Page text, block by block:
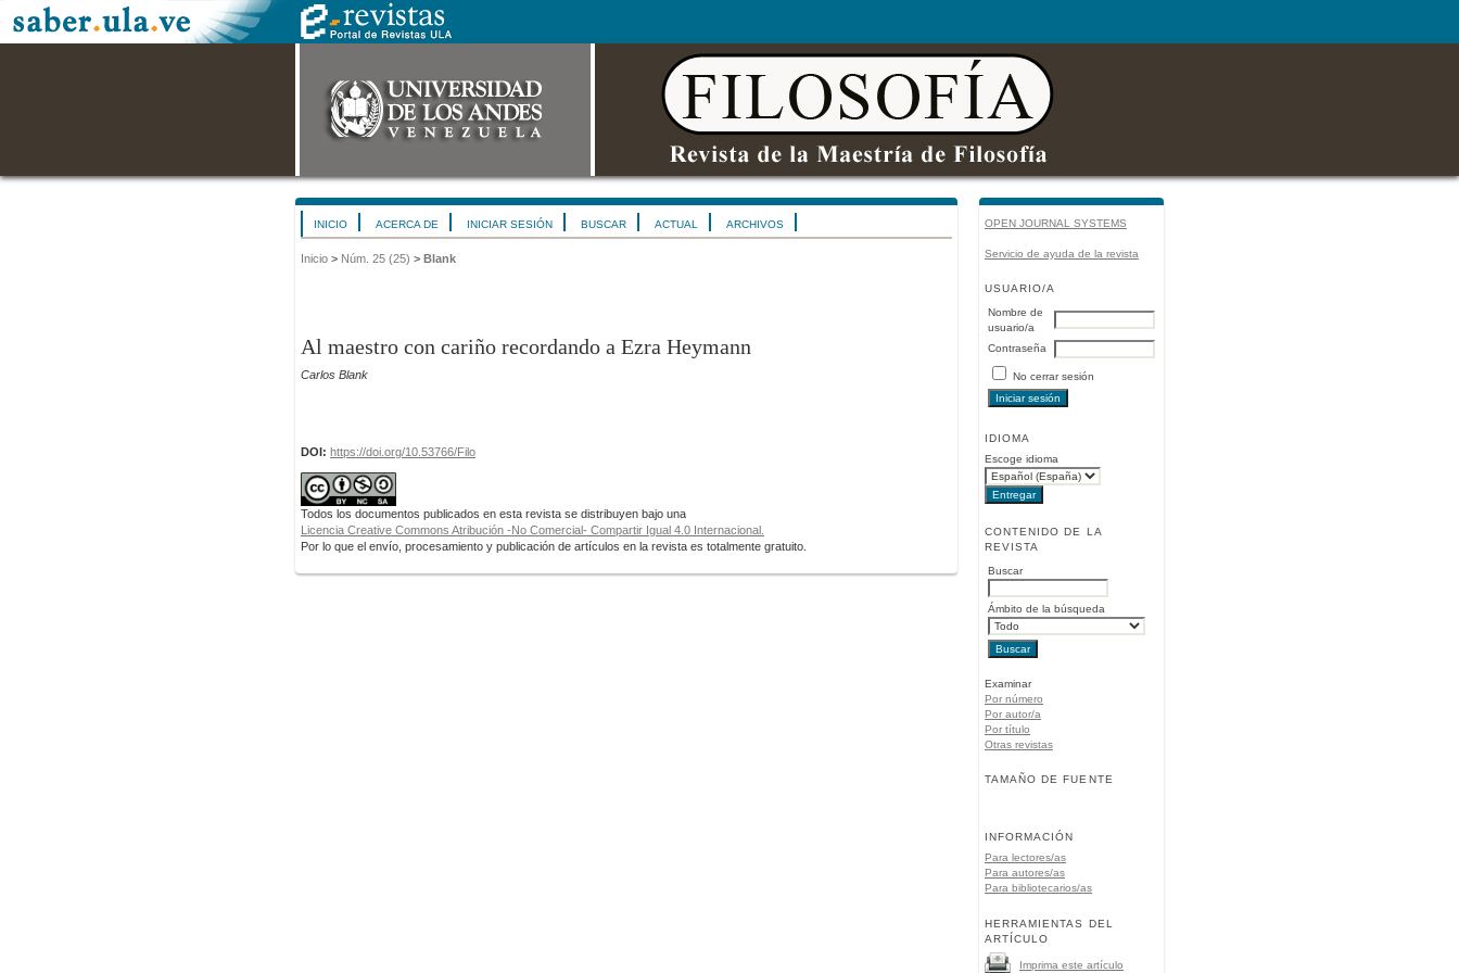
OPEN JOURNAL SYSTEMS
Servicio de ayuda de la revista
USUARIO/A
Nombre de
usuario/a
Contraseña
No cerrar sesión
IDIOMA
Escoge idioma
CONTENIDO DE LA
REVISTA
Buscar
Ámbito de la búsqueda
Examinar
Por número
Por autor/a
Por título
Otras revistas
TAMAÑO DE FUENTE
INFORMACIÓN
Para lectores/as
Para autores/as
Para bibliotecarios/as
HERRAMIENTAS DEL
ARTÍCULO
Imprima este artículo
INICIO ACERCA DE INICIAR SESIÓN BUSCAR ACTUAL ARCHIVOS
Inicio > Núm. 25 (25) > Blank
Al maestro con cariño recordando a Ezra Heymann
Carlos Blank
DOI: https://doi.org/10.53766/Filo
Todos los documentos publicados en esta revista se distribuyen bajo una
Licencia Creative Commons Atribución -No Comercial- Compartir Igual 4.0 Internacional.
Por lo que el envío, procesamiento y publicación de artículos en la revista es totalmente gratuito.